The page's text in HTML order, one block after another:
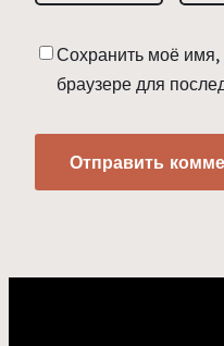
Сохранить моё имя,
браузере для